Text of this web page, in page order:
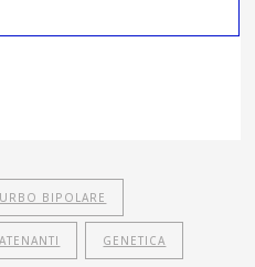
BIPOLARE
GENETICA